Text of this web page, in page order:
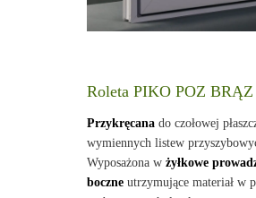
Roleta PIKO POZ BRĄZ
Przykręcanado czołowej
wymiennych listew
Wyposażona w żyłkowe
boczneutrzymujące materiał w